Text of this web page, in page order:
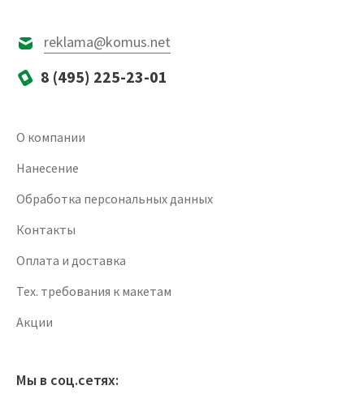
reklama@komus.net
8 (495) 225-23-01
О компании
Нанесение
Обработка персональных данных
Контакты
Оплата и доставка
Тех. требования к макетам
Акции
Мы в соц.сетях: